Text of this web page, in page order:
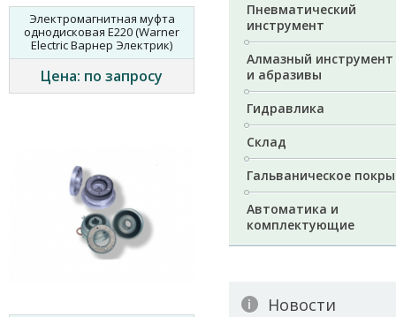
Электромагнитная муфта
однодисковая E220 (Warner
Electric Варнер Электрик)
Цена: по запросу
Пневматический
инструмент
Алмазный инструмент
и абразивы
Гидравлика
Склад
Гальваническое
Автоматика и
комплектующие
Новости